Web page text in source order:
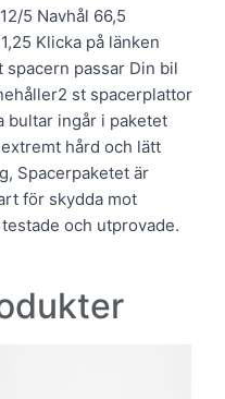
5 Navhål 66,5
Klicka på länken
spacern passar Din bil
st spacerplattor
bultar ingår i paketet
hård och lätt
Spacerpaketet är
för skydda mot
och utprovade.